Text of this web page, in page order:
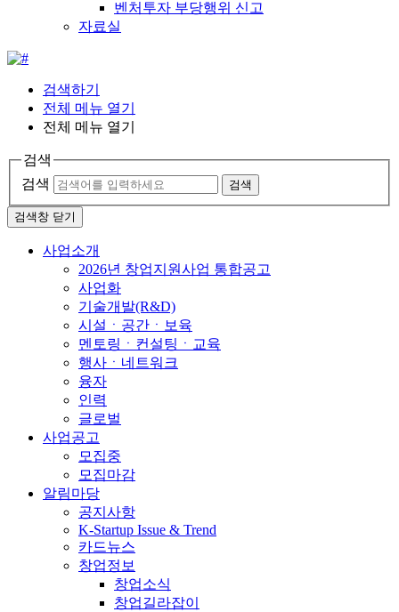
벤처투자 부당행위 신고
자료실
검색하기
전체 메뉴 열기
전체 메뉴 열기
검색
검색
검색
검색창 닫기
사업소개
2026년 창업지원사업 통합공고
사업화
기술개발(R&D)
시설ㆍ공간ㆍ보육
멘토링ㆍ컨설팅ㆍ교육
행사ㆍ네트워크
융자
인력
글로벌
사업공고
모집중
모집마감
알림마당
공지사항
K-Startup Issue & Trend
카드뉴스
창업정보
창업소식
창업길라잡이